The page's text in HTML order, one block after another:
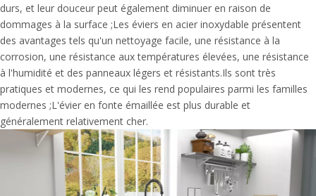
durs, et leur douceur peut également diminuer en raison de
dommages à la surface ;Les éviers en acier inoxydable présentent
des avantages tels qu'un nettoyage facile, une résistance à la
corrosion, une résistance aux températures élevées, une résistance
à l'humidité et des panneaux légers et résistants.Ils sont très
pratiques et modernes, ce qui les rend populaires parmi les familles
modernes ;L'évier en fonte émaillée est plus durable et
généralement relativement cher.